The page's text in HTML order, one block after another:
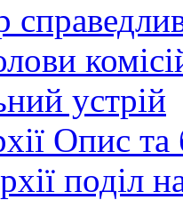
устрій
Опис та
поділ